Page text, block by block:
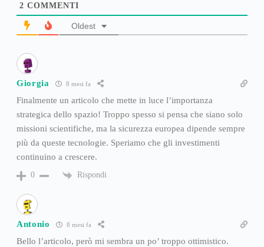
2 COMMENTI
Oldest
Giorgia 8 mesi fa
Finalmente un articolo che mette in luce l’importanza
strategica dello spazio! Troppo spesso si pensa che siano solo
missioni scientifiche, ma la sicurezza europea dipende sempre
più da queste tecnologie. Speriamo che gli investimenti
continuino a crescere.
0 Rispondi
Antonio 8 mesi fa
Bello l’articolo, però mi sembra un po’ troppo ottimistico.